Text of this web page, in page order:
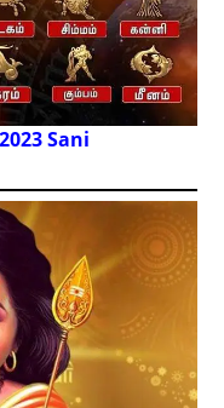
Sani